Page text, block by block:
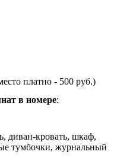
платно - 500 руб.)
в номере:
диван-кровать, шкаф,
тумбочки, журнальный